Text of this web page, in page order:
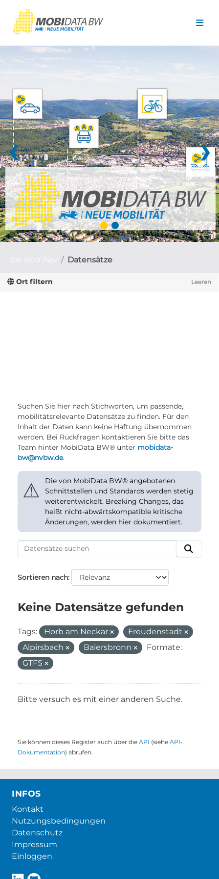
❮ ❯
Datensätze
Ort filtern Leeren
Suchen Sie hier nach Stichworten, um passende,
mobilitätsrelevante Datensätze zu finden. Für den
Inhalt der Daten kann keine Haftung übernommen
werden. Bei Rückfragen kontaktieren Sie bitte das
Team hinter MobiData BW® unter mobidata-
bw@nvbw.de.
⚠
Die von MobiData BW® angebotenen
Schnittstellen und Standards werden stetig
weiterentwickelt. Breaking Changes, das
heißt nicht-abwärtskompatible kritische
Änderungen, werden hier dokumentiert.
Sortieren nach
Keine Datensätze gefunden
Tags: Horb am Neckar
Freudenstadt
Alpirsbach
Baiersbronn
Formate:
GTFS
Bitte versuch es mit einer anderen Suche.
Sie können dieses Register auch über die API (siehe API-
Dokumentation) abrufen.
INFOS
Kontakt
Nutzungsbedingungen
Datenschutz
Impressum
Einloggen